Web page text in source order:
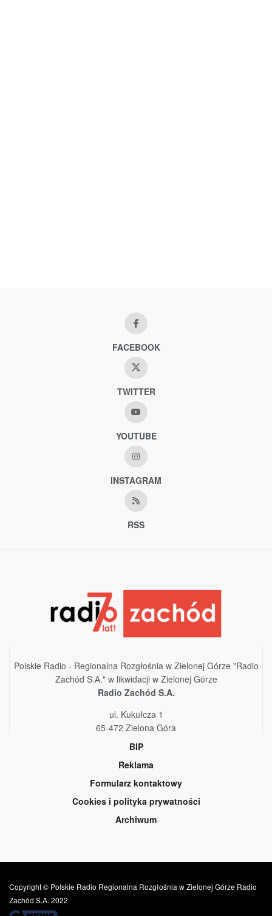
FACEBOOK
TWITTER
YOUTUBE
INSTAGRAM
RSS
Polskie Radio - Regionalna Rozgłośnia w Zielonej Górze "Radio
Zachód S.A." w likwidacji w Zielonej Górze
Radio Zachód S.A.
ul. Kukułcza 1
65-472 Zielona Góra
BIP
Reklama
Formularz kontaktowy
Cookies i polityka prywatności
Archiwum
Copyright © Polskie Radio Regionalna Rozgłośnia w Zielonej Górze Radio
Zachód S.A. 2022.